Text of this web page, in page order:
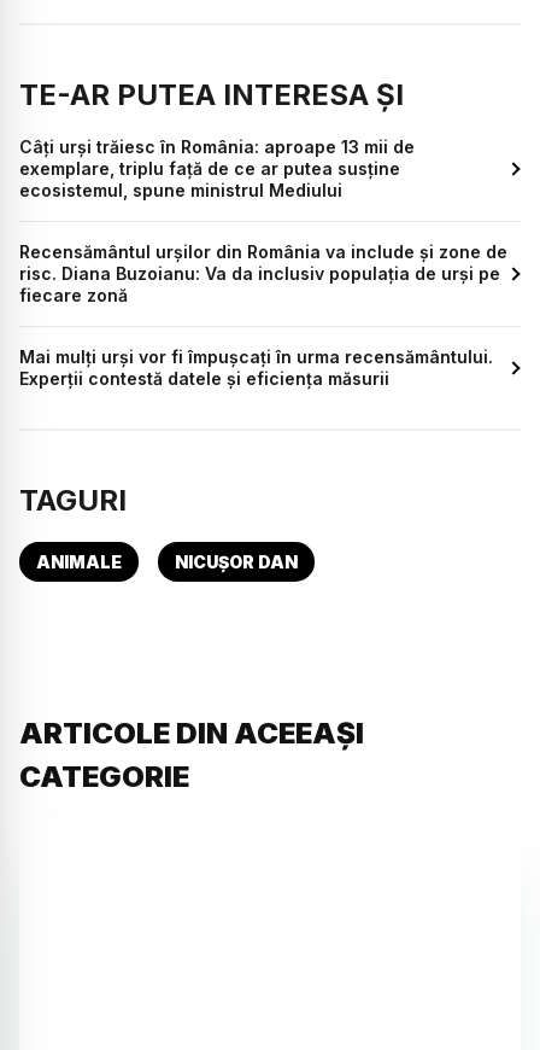
TE-AR PUTEA INTERESA ȘI
Câți urși trăiesc în România: aproape 13 mii de
exemplare, triplu față de ce ar putea susține
ecosistemul, spune ministrul Mediului
Recensământul urșilor din România va include și zone de
risc. Diana Buzoianu: Va da inclusiv populația de urși pe
fiecare zonă
Mai mulți urși vor fi împușcați în urma recensământului.
Experții contestă datele și eficiența măsurii
TAGURI
ANIMALE NICUȘOR DAN
ARTICOLE DIN ACEEAȘI
CATEGORIE